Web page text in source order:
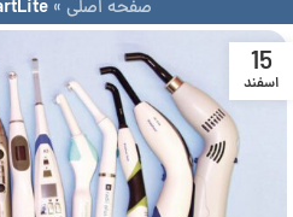
صفحه اصلی »
15
اسفند